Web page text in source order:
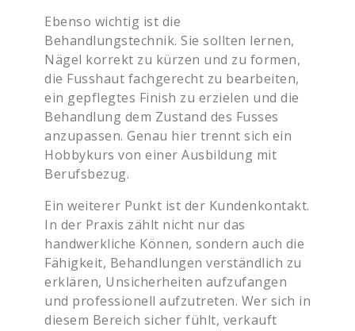
Ebenso wichtig ist die
Behandlungstechnik. Sie sollten lernen,
Nägel korrekt zu kürzen und zu formen,
die Fusshaut fachgerecht zu bearbeiten,
ein gepflegtes Finish zu erzielen und die
Behandlung dem Zustand des Fusses
anzupassen. Genau hier trennt sich ein
Hobbykurs von einer Ausbildung mit
Berufsbezug.
Ein weiterer Punkt ist der Kundenkontakt.
In der Praxis zählt nicht nur das
handwerkliche Können, sondern auch die
Fähigkeit, Behandlungen verständlich zu
erklären, Unsicherheiten aufzufangen
und professionell aufzutreten. Wer sich in
diesem Bereich sicher fühlt, verkauft